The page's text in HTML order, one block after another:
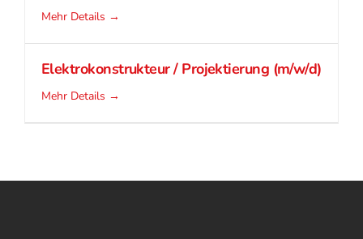
Mehr Details
Elektrokonstrukteur / Projektierung (m/w/d)
Mehr Details